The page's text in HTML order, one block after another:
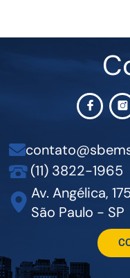
(11) 3822-1965
Av. Angélica,
São Paulo - SP